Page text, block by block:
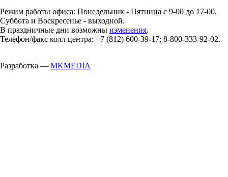
Режим работы офиса: Понедельник - Пятница с 9-00 до 17-00.
Суббота и Воскресенье - выходной.
В праздничные дни возможны изменения.
Телефон/факс колл центра: +7 (812) 600-39-17; 8-800-333-92-02.
Разработка — MKMEDIA